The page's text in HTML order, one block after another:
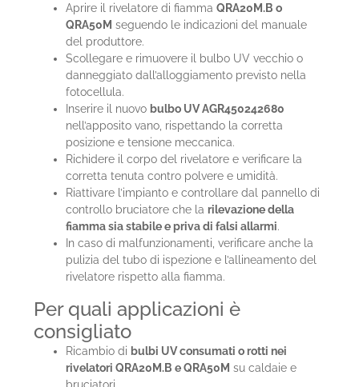
Aprire il rivelatore di fiammaQRA20M.B o
QRA50M seguendo le indicazioni del manuale
del produttore.
Scollegare e rimuovere il bulbo UV vecchio o
danneggiato dall’alloggiamento previsto nella
fotocellula.
Inserire il nuovobulbo UV AGR450242680
nell’apposito vano, rispettando la corretta
posizione e tensione meccanica.
Richidere il corpo del rivelatore e verificare la
corretta tenuta contro polvere e umidità.
Riattivare l’impianto e controllare dal pannello di
controllo bruciatore che larilevazione della
fiamma sia stabile e priva di falsi allarmi.
In caso di malfunzionamenti, verificare anche la
pulizia del tubo di ispezione e l’allineamento del
rivelatore rispetto alla fiamma.
Per quali applicazioni è
consigliato
Ricambio dibulbi UV consumati o rotti nei
rivelatori QRA20M.B e QRA50M su caldaie e
bruciatori.